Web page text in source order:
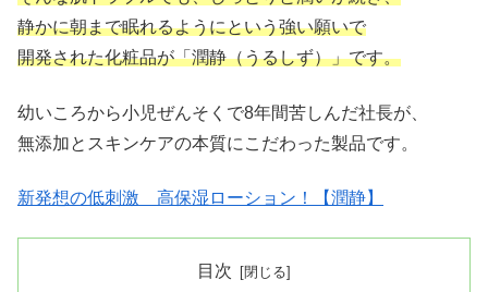
静かに朝まで眠れるようにという強い願いで
開発された化粧品が「潤静（うるしず）」です。
幼いころから小児ぜんそくで8年間苦しんだ社長が、
無添加とスキンケアの本質にこだわった製品です。
新発想の低刺激 高保湿ローション！【潤静】
目次